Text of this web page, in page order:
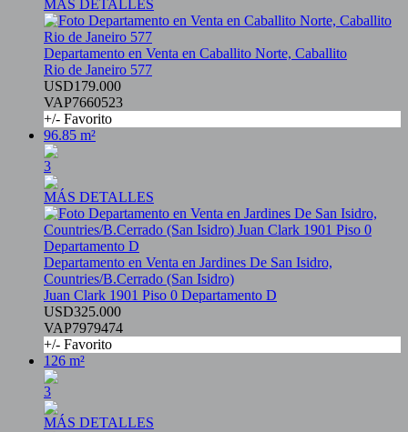
MÁS DETALLES
Departamento en Venta en Caballito Norte, Caballito
Rio de Janeiro 577
USD179.000
VAP7660523
+/- Favorito
96.85 m²
3
MÁS DETALLES
Departamento en Venta en Jardines De San Isidro,
Countries/B.Cerrado (San Isidro)
Juan Clark 1901 Piso 0 Departamento D
USD325.000
VAP7979474
+/- Favorito
126 m²
3
MÁS DETALLES